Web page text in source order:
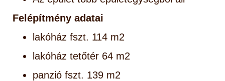
Felépítmény adatai
lakóház fszt. 114 m2
lakóház tetőtér 64 m2
panzió fszt. 139 m2